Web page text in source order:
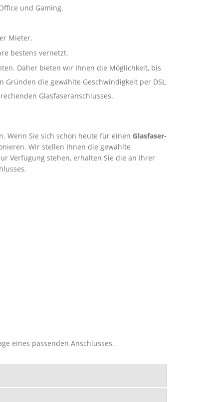
und Gaming.
Mieter.
bestens vernetzt.
Daher bieten wir Ihnen die Möglichkeit, bis
die gewählte Geschwindigkeit per DSL
Glasfaseranschlusses.
Wenn Sie sich schon heute für einen Glasfaser-
Wir stellen Ihnen die gewählte
Verfügung stehen, erhalten Sie die an Ihrer
eines passenden Anschlusses.